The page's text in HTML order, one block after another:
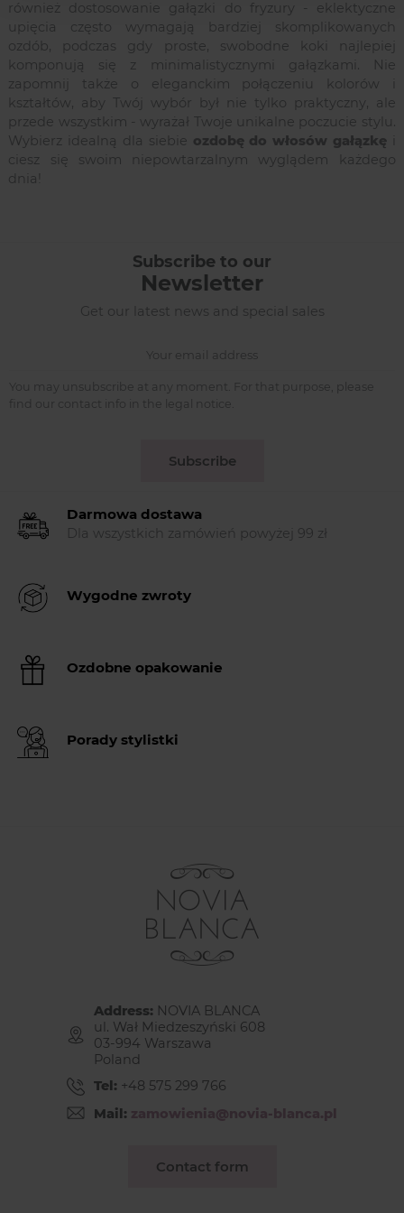
również dostosowanie gałązki do fryzury - eklektyczne
upięcia często wymagają bardziej skomplikowanych
ozdób, podczas gdy proste, swobodne koki najlepiej
komponują się z minimalistycznymi gałązkami. Nie
zapomnij także o eleganckim połączeniu kolorów i
kształtów, aby Twój wybór był nie tylko praktyczny, ale
przede wszystkim - wyrażał Twoje unikalne poczucie stylu.
Wybierz idealną dla siebie ozdobę do włosów gałązkęi
ciesz się swoim niepowtarzalnym wyglądem każdego
dnia!
Subscribe to our
Newsletter
Get our latest news and special sales
You may unsubscribe at any moment. For that purpose, please
find our contact info in the legal notice.
Subscribe
Darmowa dostawa
Dla wszystkich zamówień powyżej 99 zł
Wygodne zwroty
Ozdobne opakowanie
Porady stylistki
Address: NOVIA BLANCA
ul. Wał Miedzeszyński 608
03-994 Warszawa
Poland
Tel: +48 575 299 766
Mail: zamowienia@novia-blanca.pl
Contact form